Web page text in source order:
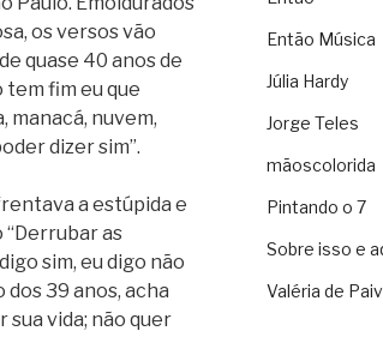
os versos vão
quase 40 anos de
tem fim eu que
manacá, nuvem,
dizer sim”.
a estúpida e
“Derrubar as
sim, eu digo não
39 anos, acha
sua vida; não quer
Então Música
Júlia Hardy
Jorge Teles
mãoscolorida
Pintando o 7
Sobre isso e
Valéria de